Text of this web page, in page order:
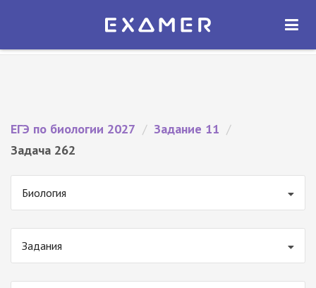
Экзамер — ЕГЭ 2027
ОТКРЫТЬ
ЕГЭ по биологии 2027 / Задание 11 /
Задача 262
Биология
Задания